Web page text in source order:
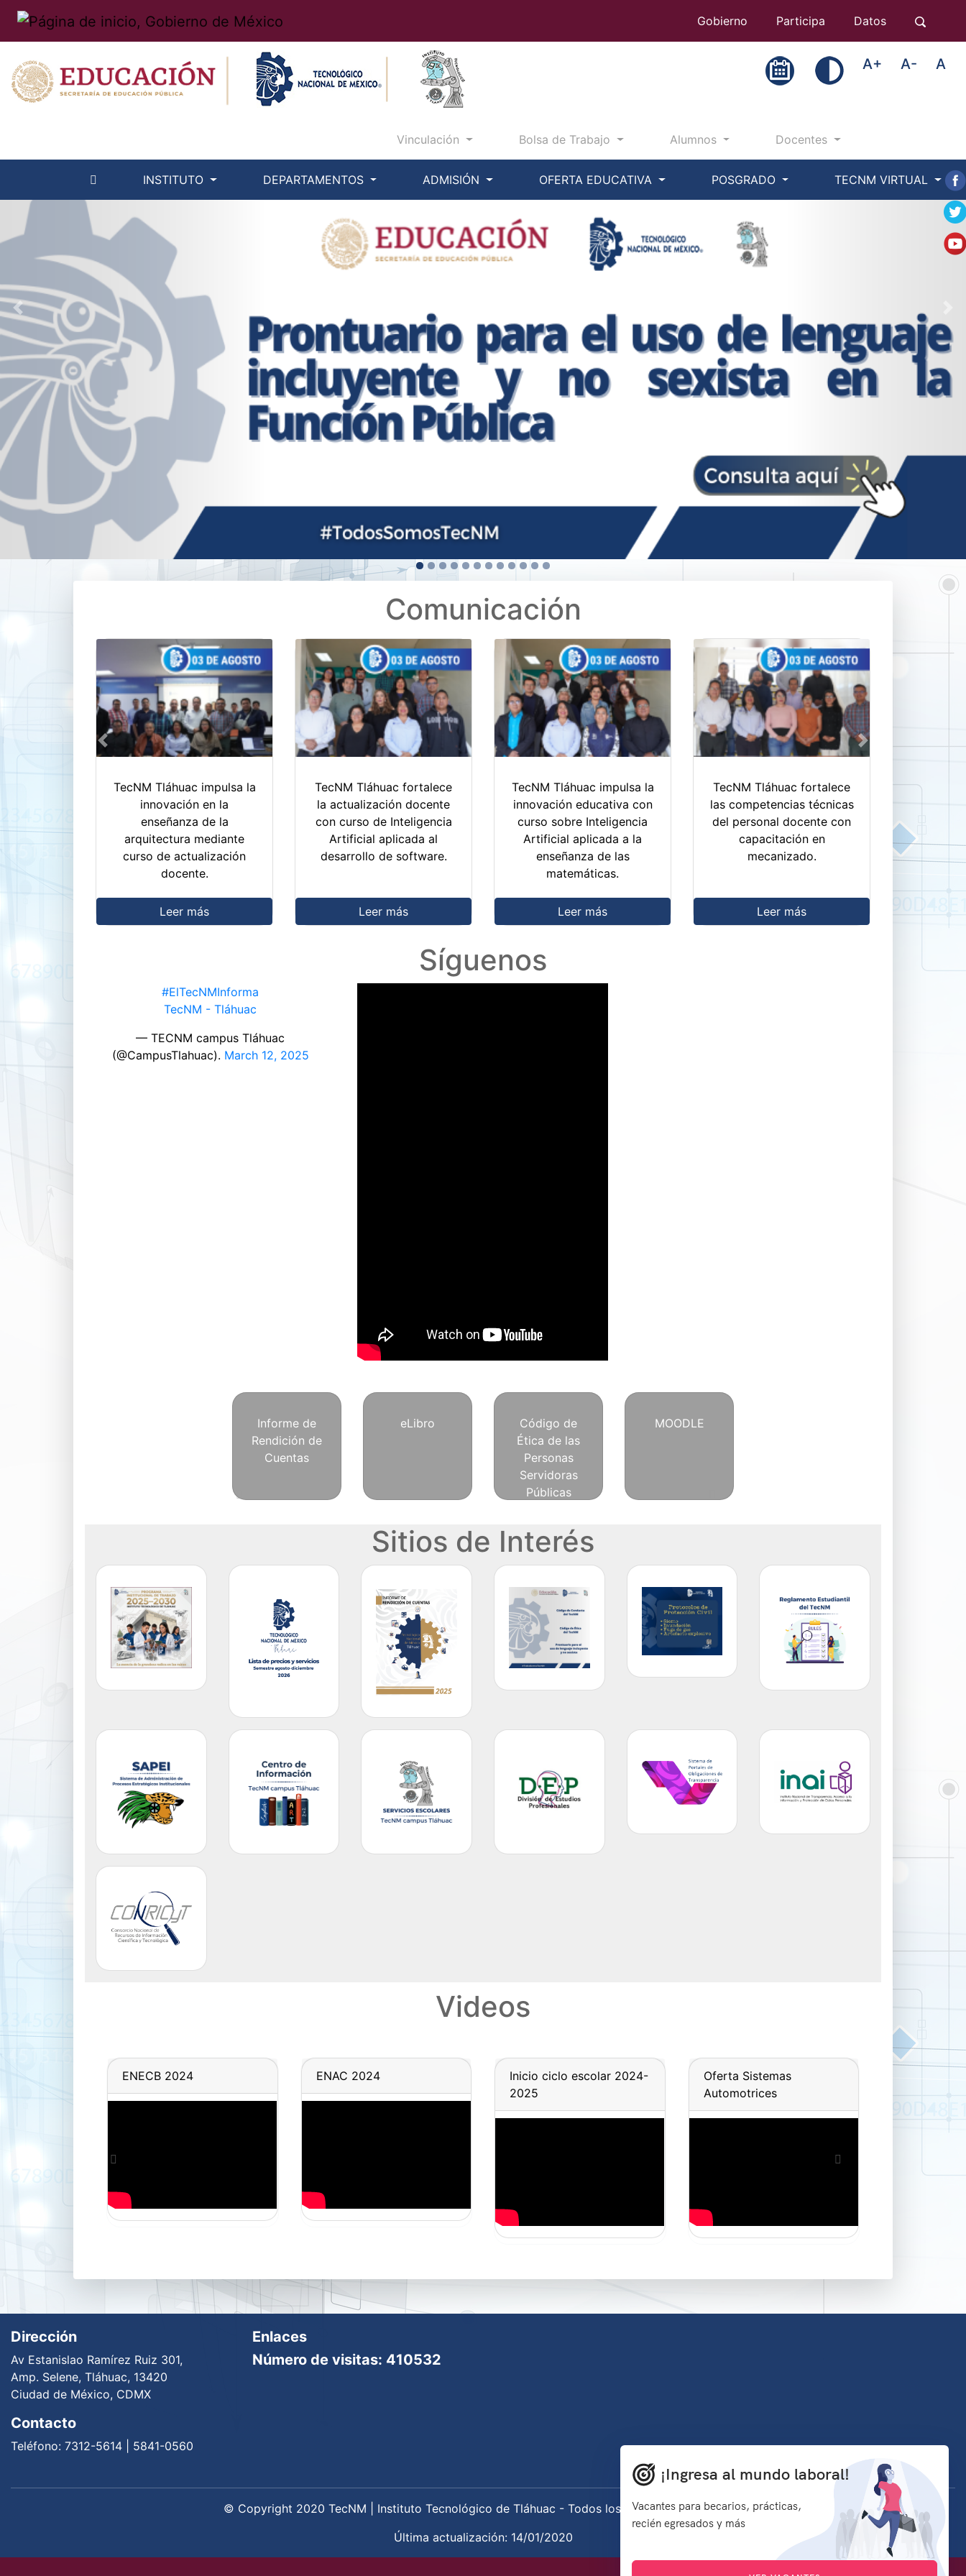
Gobierno Participa Datos
A+ A- A
Vinculación Bolsa de Trabajo Alumnos Docentes
INSTITUTO DEPARTAMENTOS ADMISIÓN OFERTA EDUCATIVA POSGRADO TECNM VIRTUAL
Previous
Comunicación
TecNM Tláhuac impulsa la
innovación en la
enseñanza de la
arquitectura mediante
curso de actualización
docente.
Leer más
TecNM Tláhuac fortalece
la actualización docente
con curso de Inteligencia
Artificial aplicada al
desarrollo de software.
Leer más
TecNM Tláhuac impulsa la
innovación educativa con
curso sobre Inteligencia
Artificial aplicada a la
enseñanza de las
matemáticas.
Leer más
TecNM Tláhuac fortalece
las competencias técnicas
del personal docente con
capacitación en
mecanizado.
Leer más
Previous Next
Síguenos
#ElTecNMInforma
TecNM - Tláhuac
— TECNM campus Tláhuac
(@CampusTlahuac). March 12, 2025
Previous Next
Informe de
Rendición de
Cuentas
eLibro
Código de
Ética de las
Personas
Servidoras
Públicas
MOODLE
Sitios de Interés
Videos
Previous Next
ENECB 2024 ENAC 2024
Inicio ciclo escolar 2024-
2025
Oferta Sistemas
Automotrices
¡Ingresa al mundo laboral!
Vacantes para becarios, prácticas,
recién egresados y más
Dirección
Av Estanislao Ramírez Ruiz 301,
Amp. Selene, Tláhuac, 13420
Ciudad de México, CDMX
Contacto
Teléfono: 7312-5614 | 5841-0560
Enlaces
Número de visitas: 410532
© Copyright 2020 TecNM | Instituto Tecnológico de Tláhuac - Todos los Derechos Reservados
Última actualización: 14/01/2020